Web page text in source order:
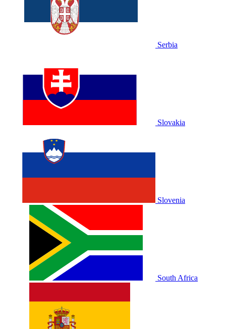
Serbia
Slovakia
Slovenia
South Africa